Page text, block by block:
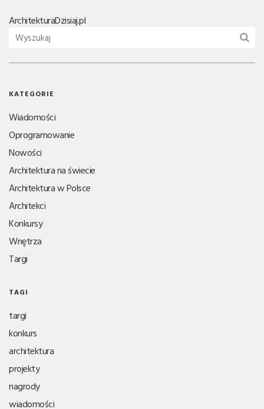
ArchitekturaDzisiaj.pl
KATEGORIE
Wiadomości
Oprogramowanie
Nowości
Architektura na świecie
Architektura w Polsce
Architekci
Konkursy
Wnętrza
Targi
TAGI
targi
konkurs
architektura
projekty
nagrody
wiadomości